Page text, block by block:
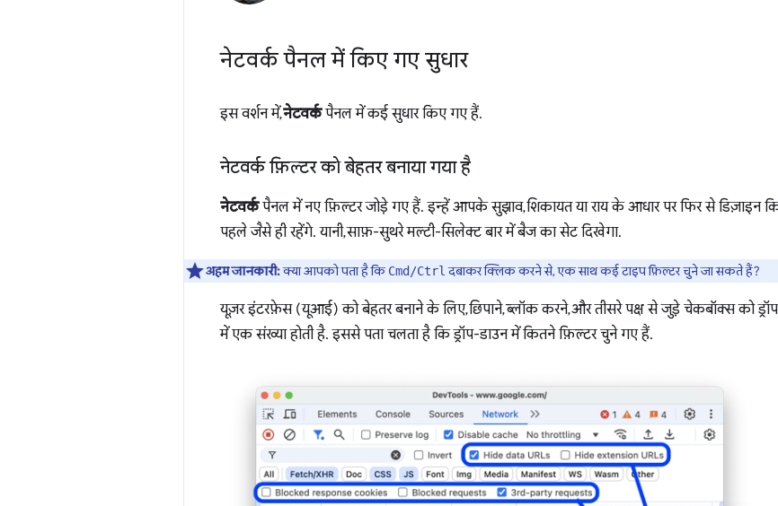
नेटवर्क पैनल में किए गए सुधार
इस वर्शन में,नेटवर्कपैनल में कई सुधार किए गए हैं.
नेटवर्क फ़िल्टर को बेहतर बनाया गया है
नेटवर्कपैनल में नए फ़िल्टर जोड़े गए हैं. इन्हें आपके सुझाव, शिकायत या राय के आधार पर फिर से डिज़ाइन
पहले जैसे ही रहेंगे. यानी, साफ़-सुथरे मल्टी-सिलेक्ट बार में बैज का सेट दिखेगा.
अहम जानकारी:क्या आपको पता है कि Cmd/Ctrl दबाकर क्लिक करने से, एक साथ कई टाइप फ़िल्टर चुने जा सकते हैं?
यूज़र इंटरफ़ेस (यूआई) को बेहतर बनाने के लिए, छिपाने, ब्लॉक करने, और तीसरे पक्ष से जुड़े चेकबॉक्स को
में एक संख्या होती है. इससे पता चलता है कि ड्रॉप-डाउन में कितने फ़िल्टर चुने गए हैं.